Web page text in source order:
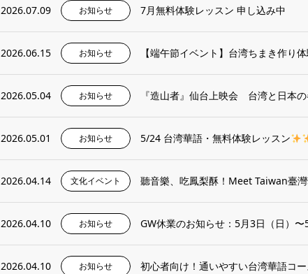
2026.07.09 お知らせ 7月無料体験レッスン 申し込み中
2026.06.15 お知らせ 【端午節イベント】台湾ちまき作り
2026.05.04 お知らせ 『造山者』仙台上映会 台湾と日本
2026.05.01 お知らせ 5/24 台湾華語・無料体験レッスン
2026.04.14 文化イベント 聽音樂、吃鳳梨酥！Meet Taiwan臺
2026.04.10 お知らせ GW休業のお知らせ：5月3日（日）〜
2026.04.10 お知らせ 初心者向け！通いやすい台湾華語コ